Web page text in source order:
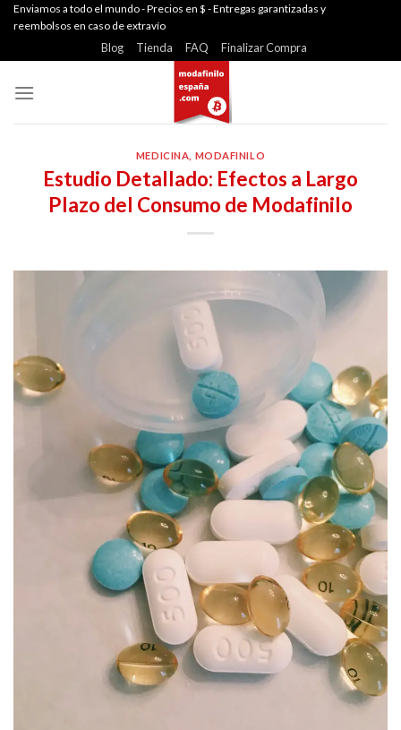
SkipEnviamos a todo el mundo - Precios en $ - Entregas garantizadas y
reembolsos en caso de extravío
Blog Tienda FAQ Finalizar Compra
MEDICINA MODAFINILO
Estudio Detallado: Efectos a Largo
Plazo del Consumo de Modafinilo